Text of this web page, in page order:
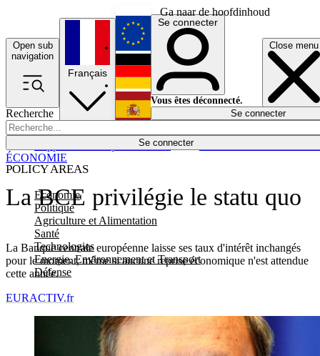
Ga naar de hoofdinhoud
Open sub
navigation
Close menu
Recherche
Se connecter
POLICY AREAS
Economie
Politique
Agriculture et Alimentation
Santé
Technologies
Energie, Environnement et Transport
Défense
Économie
Français
English
Deutsch
Español
Se connecter
Vous êtes déconnecté.
Se connecter
La BCE privilégie le statu quo
La Banque centrale européenne laisse ses taux d'intérêt inchangés
pour le moment, même si aucune reprise économique n'est attendue
cette année.
ÉCONOMIE
EURACTIV.fr